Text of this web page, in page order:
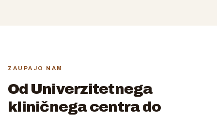
ZAUPAJO NAM
Od Univerzitetnega
kliničnega centra do